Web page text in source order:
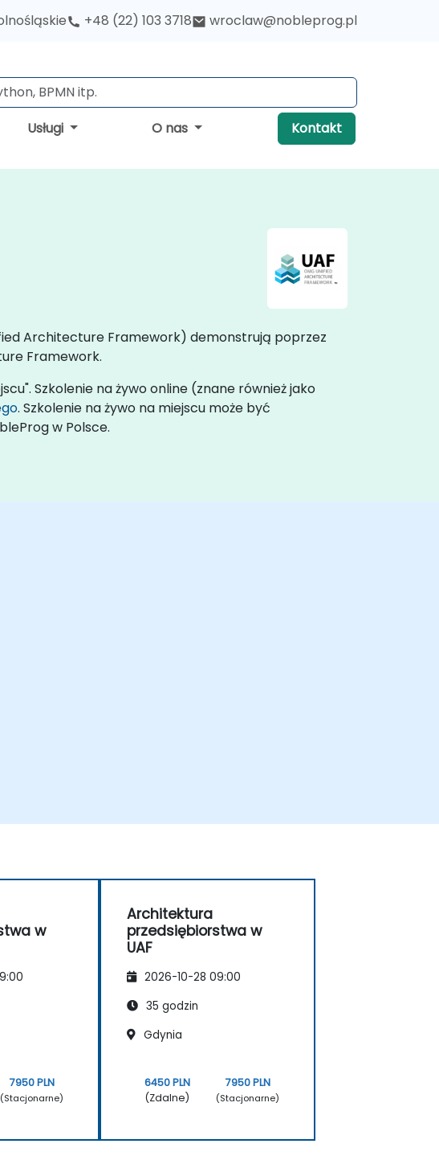
+48 (22) 103 3718 wroclaw@nobleprog.pl
Usługi O nas Kontakt
Architecture Framework) demonstrują poprzez
Framework.
Szkolenie na żywo online (znane również jako
. Szkolenie na żywo na miejscu może być
w Polsce.
w
7950 PLN
(Stacjonarne)
Architektura
przedsiębiorstwa w
UAF
2026-10-28 09:00
35 godzin
Gdynia
6450 PLN
(Zdalne)
7950 PLN
(Stacjonarne)